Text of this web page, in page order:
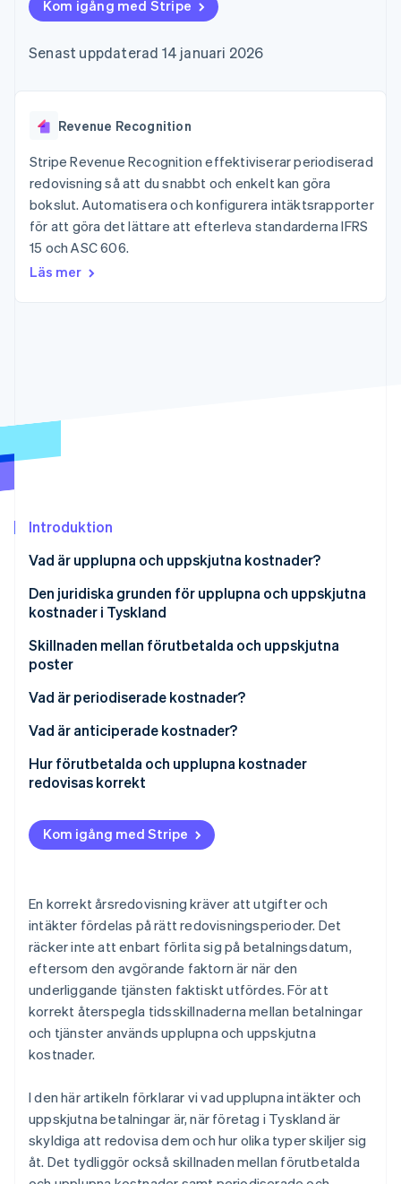
Link
Financial Connections
Stripe Sigma
rapporter
Mer
Product roadmap
Se vad som kommer härnäst
Radar
Bedrägeribekämpning
Atlas
Plattformar
AI-företag
Kreatörsekonomi
Spel
Besöksnäring, resor
och fritid
Försäkringsbolag
Media och
Offentlig sektor
Erbjud
fakturering
Utfärda stablecoin-
Tillhandahåll och
agenter
Resurser
Appintegrationer
Företag
Sessions årliga
Karriärer
Stripe Press
Kontakt
Kontakta säljteamet
Kom igång med Stripe
Senast uppdaterad 14 januari 2026
Revenue Recognition
Stripe Revenue Recognition effektiviserar periodiserad
redovisning så att du snabbt och enkelt kan göra
bokslut. Automatisera och konfigurera intäktsrapporter
för att göra det lättare att efterleva standarderna IFRS
15 och ASC 606.
Läs mer
Introduktion
Vad är upplupna och uppskjutna kostnader?
När är företag i Tyskland skyldiga att redovisa
upplupna och uppskjutna kostnader?
Viktiga skillnader i periodiserad redovisning
Den juridiska grunden för upplupna och uppskjutna
kostnader i Tyskland
Skillnaden mellan förutbetalda och uppskjutna
poster
Förbetalda kostnader (aktiva upplupna kostnader)
Förutbetalda intäkter (passiva upplupna)
Vad är periodiserade kostnader?
Exempel på en periodiserade kostnader
Redovisningsbehandling:
Vad är anticiperade kostnader?
Exempel på en anticiperade kostnader
Hur förutbetalda och upplupna kostnader
redovisas korrekt
Kom igång med Stripe
En korrekt årsredovisning kräver att utgifter och
intäkter fördelas på rätt redovisningsperioder. Det
räcker inte att enbart förlita sig på betalningsdatum,
eftersom den avgörande faktorn är när den
underliggande tjänsten faktiskt utfördes. För att
korrekt återspegla tidsskillnaderna mellan betalningar
och tjänster används upplupna och uppskjutna
kostnader.
I den här artikeln förklarar vi vad upplupna intäkter och
uppskjutna betalningar är, när företag i Tyskland är
skyldiga att redovisa dem och hur olika typer skiljer sig
åt. Det tydliggör också skillnaden mellan förutbetalda